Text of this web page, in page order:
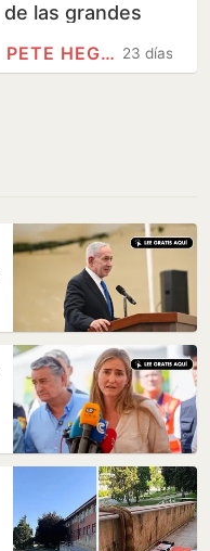
de las grandes
marítimo de Irán
23 días
PETE HEGSETH